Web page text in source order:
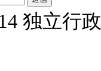
独立行